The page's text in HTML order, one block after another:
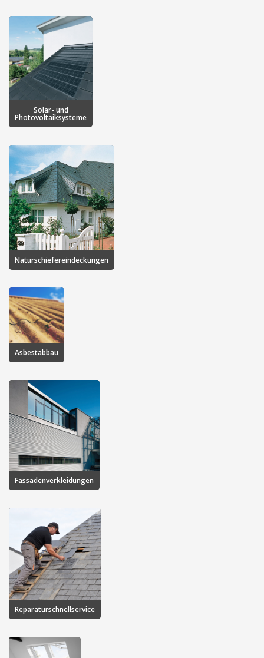
Solar- und
Photovoltaiksysteme
Naturschiefereindeckungen
Asbestabbau
Fassadenverkleidungen
Reparaturschnellservice